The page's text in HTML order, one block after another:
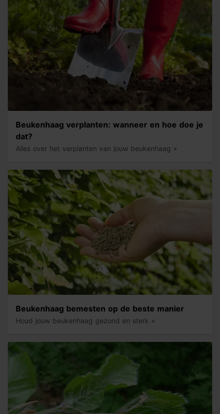
Beukenhaag verplanten: wanneer en hoe doe je
dat?
Alles over het verplanten van jouw beukenhaag »
Beukenhaag bemesten op de beste manier
Houd jouw beukenhaag gezond en sterk »